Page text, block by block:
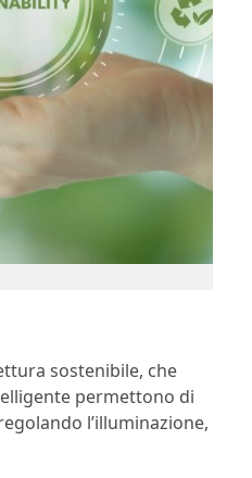
sostenibile, che
permettono di
l’illuminazione,